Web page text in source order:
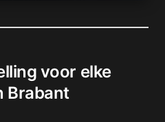
voor elke
Brabant